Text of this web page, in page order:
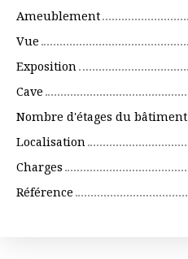
Ameublement
Vue
Exposition
Cave
Nombre d'étages du bâtiment
Localisation
Charges
Référence